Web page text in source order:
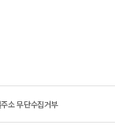
소 무단수집거부